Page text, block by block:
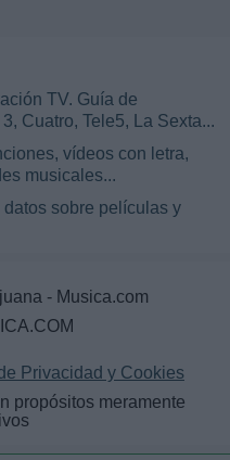
TV. Guía de
Cuatro, Tele5, La Sexta...
vídeos con letra,
musicales...
sobre películas y
- Musica.com
Privacidad y Cookies
propósitos meramente